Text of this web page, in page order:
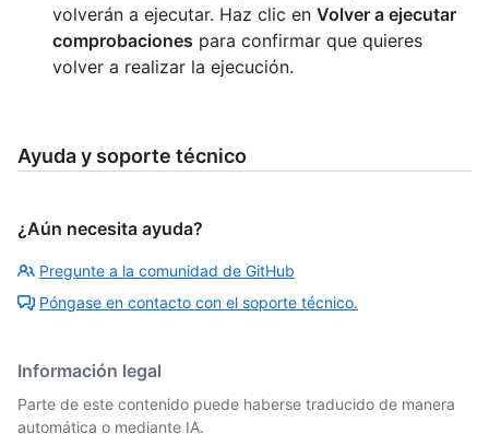
volverán a ejecutar. Haz clic en Volver a ejecutar
comprobaciones para confirmar que quieres
volver a realizar la ejecución.
Ayuda y soporte técnico
¿Aún necesita ayuda?
Pregunte a la comunidad de GitHub
Póngase en contacto con el soporte técnico.
Información legal
Parte de este contenido puede haberse traducido de manera
automática o mediante IA.